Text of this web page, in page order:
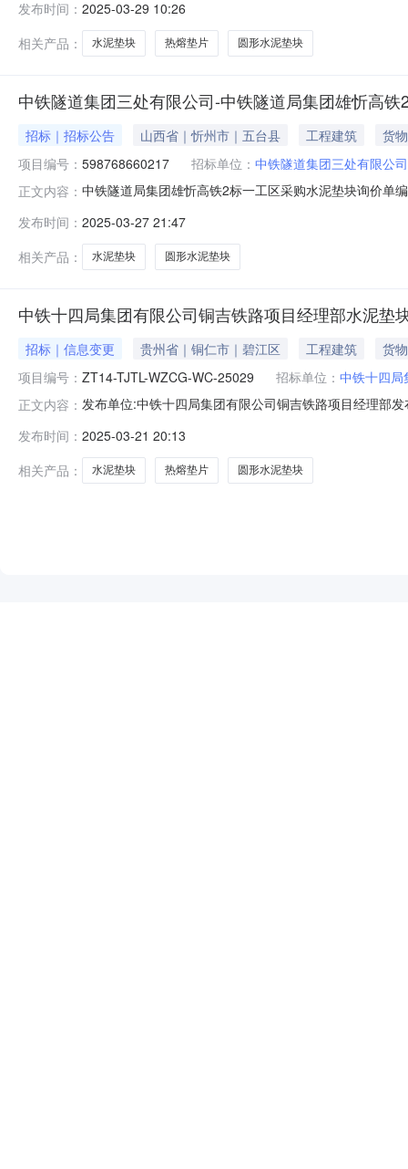
项目位于湖南省湘西州凤凰县、贵州省铜仁市境内,正线
发布时间： 2025-03-29 10:26
相关产品：
水泥垫块 热熔垫片 圆形水泥垫块
中铁隧道集团三处有限公司-中铁隧道局集团雄忻高
招标｜招标公告 山西省｜忻州市｜五台县 工程建筑
货物
项目编号： 598768660217 招标单位： 中铁隧道集团三处有限公司
正文内容： 中铁隧道局集团雄忻高铁2标一工区采购水泥垫块询价
咀镇麻黄村中铁隧道局集团有限公司深圳分公司雄忻高
发布时间： 2025-03-27 21:47
相关产品：
水泥垫块 圆形水泥垫块
中铁十四局集团有限公司铜吉铁路项目经理部水泥垫
招标｜信息变更 贵州省｜铜仁市｜碧江区 工程建筑
货物
项目编号： ZT14-TJTL-WZCG-WC-25029 招标单位： 中铁十四局
正文内容： 发布单位:中铁十四局集团有限公司铜吉铁路项目经理部
120000高强C50DP-01梅花水泥垫块40mm块2035000高
发布时间： 2025-03-21 20:13
相关产品：
水泥垫块 热熔垫片 圆形水泥垫块